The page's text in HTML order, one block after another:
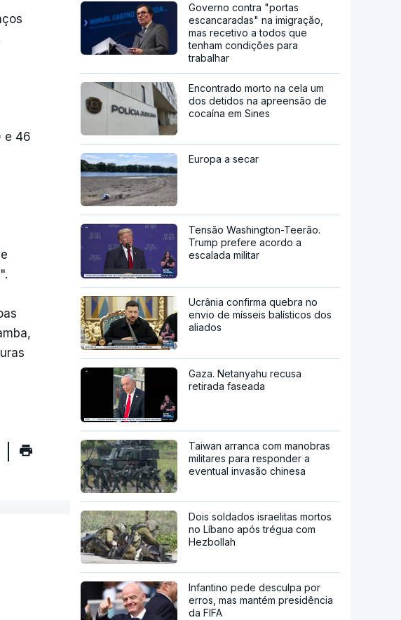
e 46
Governo contra "portas
escancaradas" na imigração,
mas recetivo a todos que
tenham condições para
trabalhar
Encontrado morto na cela um
dos detidos na apreensão de
cocaína em Sines
Europa a secar
Tensão Washington-Teerão.
Trump prefere acordo a
escalada militar
Ucrânia confirma quebra no
envio de mísseis balísticos dos
aliados
Gaza. Netanyahu recusa
retirada faseada
Taiwan arranca com manobras
militares para responder a
eventual invasão chinesa
Dois soldados israelitas mortos
no Líbano após trégua com
Hezbollah
Infantino pede desculpa por
erros, mas mantém presidência
da FIFA